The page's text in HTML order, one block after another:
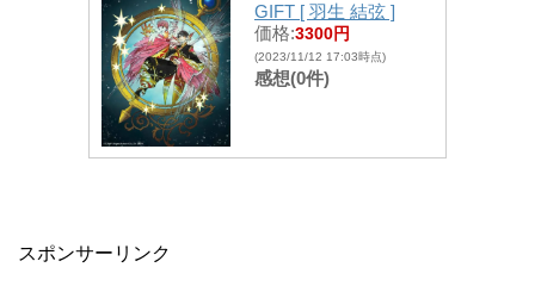
GIFT [ 羽生 結弦 ]
価格:3300円
(2023/11/12 17:03時点)
感想(0件)
スポンサーリンク